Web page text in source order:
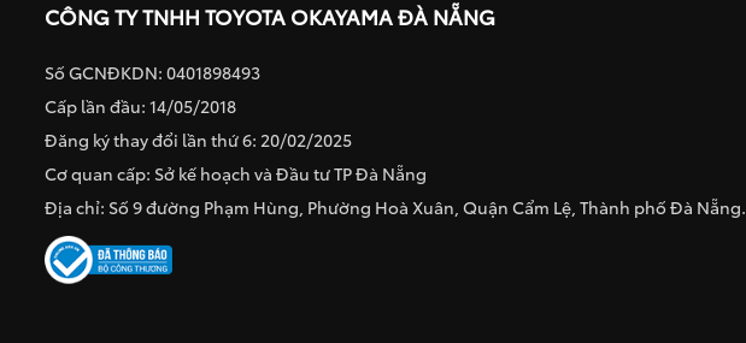
CÔNG TY TNHH TOYOTA OKAYAMA ĐÀ NẴNG
Số GCNĐKDN: 0401898493
Cấp lần đầu: 14/05/2018
Đăng ký thay đổi lần thứ 6: 20/02/2025
Cơ quan cấp: Sở kế hoạch và Đầu tư TP Đà Nẵng
Địa chỉ: Số 9 đường Phạm Hùng, Phường Hoà Xuân, Quận Cẩm Lệ, Thành phố Đà Nẵng.